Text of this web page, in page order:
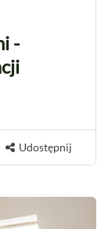
-
Udostępnij